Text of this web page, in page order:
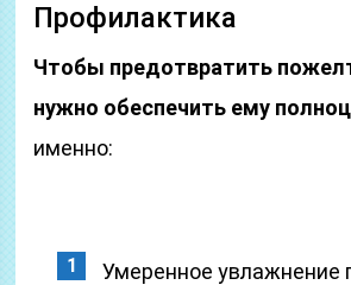
Профилактика
Чтобы предотвратить
нужно обеспечить ему
именно:
Умеренное увлажнение